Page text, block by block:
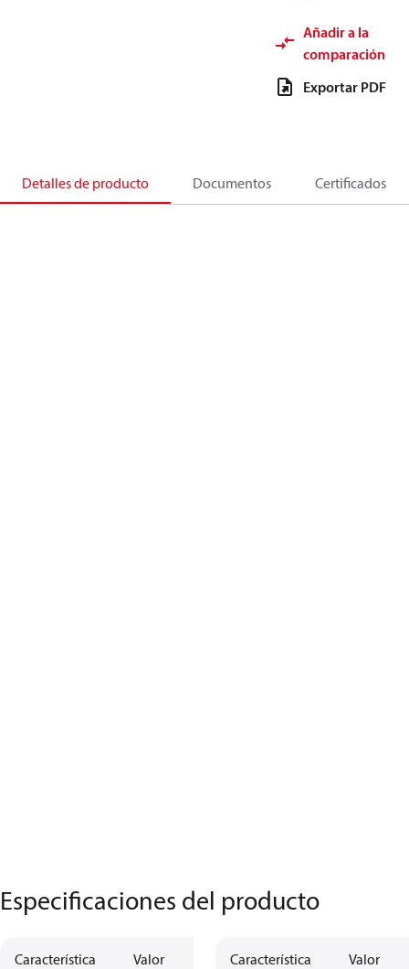
Añadir a la
comparación
Exportar PDF
Detalles de producto Documentos Certificados
Especificaciones del producto
Característica Valor Característica Valor